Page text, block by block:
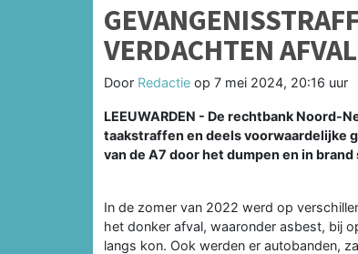
VERDACHTEN
Door Redactie op 7 mei 2024, 20:16 uur
LEEUWARDEN - De rechtbank Noord-
taakstraffen en deels voorwaardelijke
van de A7 door het dumpen en in
In de zomer van 2022 werd op
het donker afval, waaronder asbest, bij
langs kon. Ook werden er autobanden,